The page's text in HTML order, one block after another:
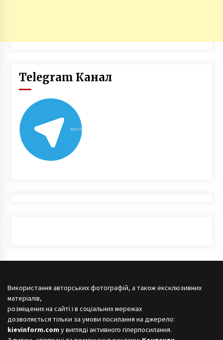
Telegram Канал
Використання авторських фотографій, а також ексклюзивних
матеріалів,
розміщених на сайті і в соціальних мережах
дозволяється тільки за умови посилання на джерело:
kievinform.com у вигляді активного гіперпосилання.